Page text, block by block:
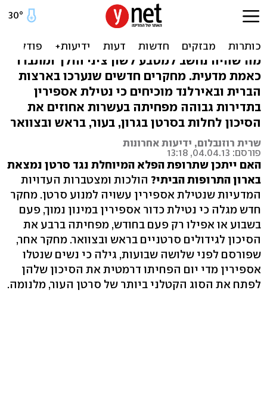
מחקרים חדשים: אספירין
מפחית הסיכון לסרטן
מה שהיה נחשב למטבע לשון ציני הולך ומתברר
כאמת מדעית. מחקרים חדשים שנערכו בארצות
הברית ובאירלנד מוכיחים כי נטילת אספירין
בתדירות גבוהה מפחיתה בעשרות אחוזים את
הסיכון לחלות בסרטן בגרון, בעור, בראש ובצוואר
שרית רוזנבלום, ידיעות אחרונות
פורסם: 04.04.13, 13:18
האם ייתכן שתרופת הפלא המיוחלת נגד סרטן נמצאת
בארון התרופות הביתי? הולכות ומצטברות העדויות
המדעיות שנטילת אספירין עשויה למנוע סרטן. מחקר
חדש מגלה כי נטילת כדור אספירין במינון נמוך, פעם
בשבוע או אפילו רק פעם בחודש, מפחיתה ברבע את
הסיכון לגידולים סרטניים בראש ובצוואר. מחקר אחר,
שפורסם לפני שלושה שבועות, גילה כי נשים שנטלו
אספירין מדי יום הפחיתו דרמטית את הסיכון שלהן
לפתח את הסוג הקטלני ביותר של סרטן העור, מלנומה.